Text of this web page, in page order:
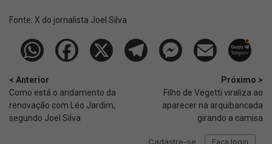
Fonte: X do jornalista Joel Silva
< Anterior
Como está o andamento da
renovação com Léo Jardim,
segundo Joel Silva
Próximo >
Filho de Vegetti viraliza ao
aparecer na arquibancada
girando a camisa